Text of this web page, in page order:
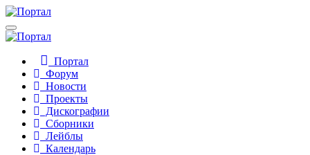
Портал
Форум
Новости
Проекты
Дискографии
Сборники
Лейблы
Календарь